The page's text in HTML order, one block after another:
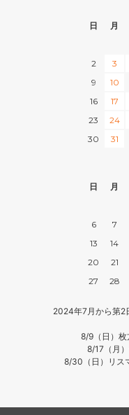
日
月
2
3
9
10
16
17
23
24
30
31
日
月
6
7
13
14
20
21
27
28
2024年7月から第2
8/9（日）枚
8/17（月
8/30（日）リス